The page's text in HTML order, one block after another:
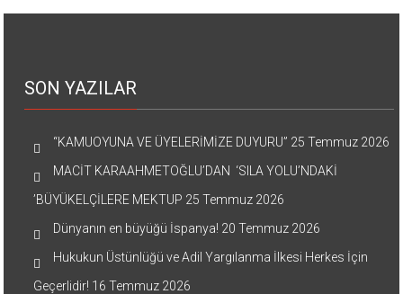
SON YAZILAR
“KAMUOYUNA VE ÜYELERİMİZE DUYURU” 25 Temmuz 2026
MACİT KARAAHMETOĞLU’DAN ‘SILA YOLU’NDAKİ
’BÜYÜKELÇİLERE MEKTUP 25 Temmuz 2026
Dünyanın en büyüğü İspanya! 20 Temmuz 2026
Hukukun Üstünlüğü ve Adil Yargılanma İlkesi Herkes İçin
Geçerlidir! 16 Temmuz 2026